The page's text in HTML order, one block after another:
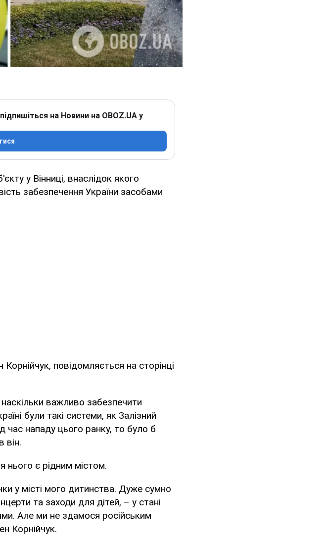
на Новини на OBOZ.UA у
у Вінниці, внаслідок якого
забезпечення України засобами
повідомляється на сторінці
важливо забезпечити
були такі системи, як Залізний
час нападу цього ранку, то було б
він.
нього є рідним містом.
у місті мого дитинства. Дуже сумно
та заходи для дітей, – у стані
Але ми не здамося російським
Корнійчук.